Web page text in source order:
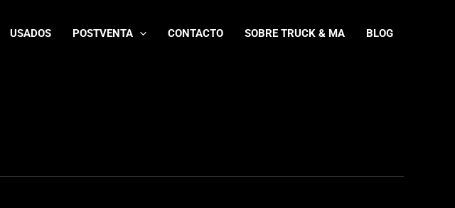
USADOS POSTVENTA CONTACTO SOBRE TRUCK & MA BLOG